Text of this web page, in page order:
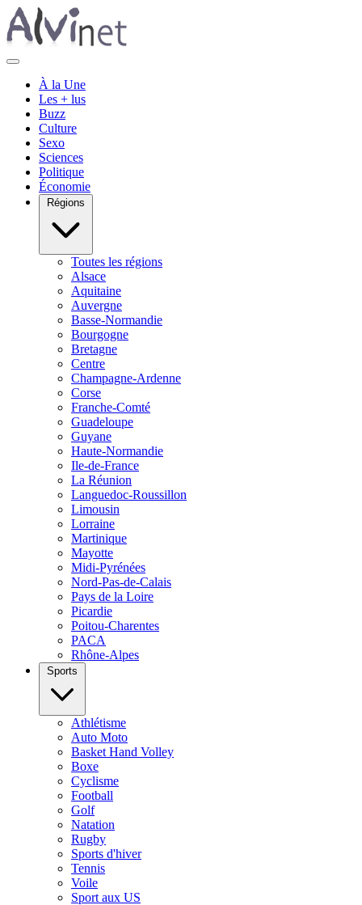
À la Une
Les + lus
Buzz
Culture
Sexo
Sciences
Politique
Économie
Régions
Toutes les régions
Alsace
Aquitaine
Auvergne
Basse-Normandie
Bourgogne
Bretagne
Centre
Champagne-Ardenne
Corse
Franche-Comté
Guadeloupe
Guyane
Haute-Normandie
Ile-de-France
La Réunion
Languedoc-Roussillon
Limousin
Lorraine
Martinique
Mayotte
Midi-Pyrénées
Nord-Pas-de-Calais
Pays de la Loire
Picardie
Poitou-Charentes
PACA
Rhône-Alpes
Sports
Athlétisme
Auto Moto
Basket Hand Volley
Boxe
Cyclisme
Football
Golf
Natation
Rugby
Sports d'hiver
Tennis
Voile
Sport aux US